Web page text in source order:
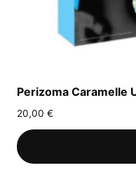
Perizoma Caramelle
20,00 €